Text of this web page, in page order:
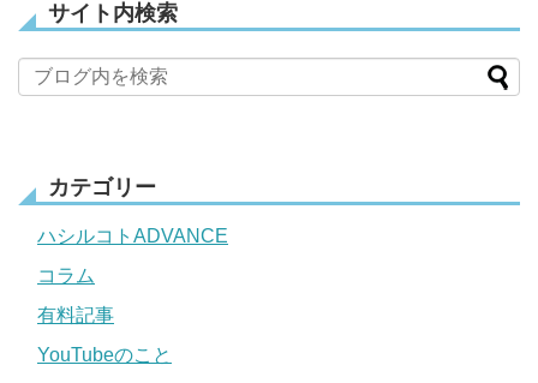
サイト内検索
カテゴリー
ハシルコトADVANCE
コラム
有料記事
YouTubeのこと